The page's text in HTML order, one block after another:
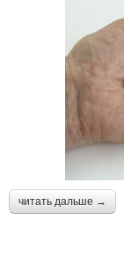
читать дальше →